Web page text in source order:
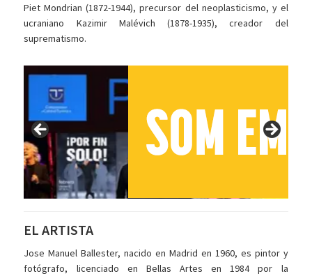
Piet Mondrian (1872-1944), precursor del neoplasticismo, y el
ucraniano Kazimir Malévich (1878-1935), creador del
suprematismo.
EL ARTISTA
Jose Manuel Ballester, nacido en Madrid en 1960, es pintor y
fotógrafo, licenciado en Bellas Artes en 1984 por la